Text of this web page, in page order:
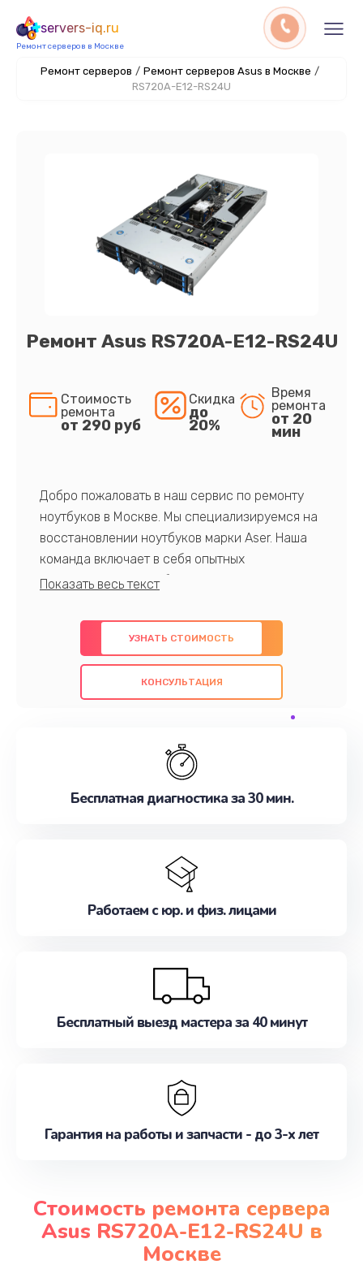
servers-iq.ru
Ремонт серверов в Москве
Ремонт серверов / Ремонт серверов Asus в Москве /
RS720A-E12-RS24U
Ремонт Asus RS720A-E12-RS24U
Стоимость
ремонта
от 290 руб
Скидка
до
20%
Время
ремонта
от 20
мин
Добро пожаловать в наш сервис по ремонту
ноутбуков в Москве. Мы специализируемся на
восстановлении ноутбуков марки Aser. Наша
команда включает в себя опытных
профессионалов с обширными знаниями и
предлагаем быстрый и качественный ремонт с
использованием оригинальных компонентов, а
также гарантируем качество всех
проведенных работ. Наша цель - предоставить
наилучшим образом. Не медлите записаться на
УЗНАТЬ СТОИМОСТЬ
КОНСУЛЬТАЦИЯ
Бесплатная диагностика за 30 мин.
Работаем с юр. и физ. лицами
Бесплатный выезд мастера за 40 минут
Гарантия на работы и запчасти - до 3-х лет
Стоимость ремонта сервера
Asus RS720A-E12-RS24U в
Москве